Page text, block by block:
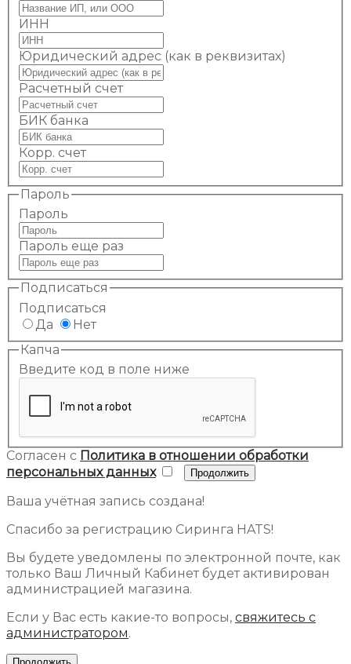
ИНН
Юридический адрес (как в реквизитах)
Расчетный счет
БИК банка
Корр. счет
Пароль
Пароль
Пароль еще раз
Подписаться
Подписаться
Да
Нет
Капча
Введите код в поле ниже
Согласен с Политика в отношении обработки
персональных данных
Ваша учётная запись создана!
Спасибо за регистрацию Сиринга HATS!
Вы будете уведомлены по электронной почте, как
только Ваш Личный Кабинет будет активирован
администрацией магазина.
Если у Вас есть какие-то вопросы, свяжитесь с
администратором.